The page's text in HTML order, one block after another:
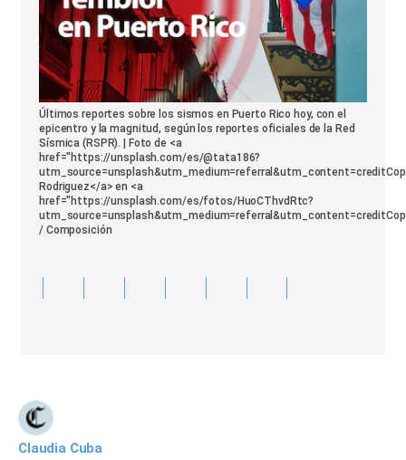
Últimos reportes sobre los sismos en Puerto Rico hoy, con el
epicentro y la magnitud, según los reportes oficiales de la Red
Sísmica (RSPR). | Foto de <a
href="https://unsplash.com/es/@tata186?
Rodriguez</a> en <a
href="https://unsplash.com/es/fotos/HuoCThvdRtc?
/ Composición
Claudia Cuba